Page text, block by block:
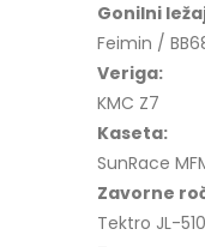
Gonilni
Feimin /
Veriga:
KMC Z7
Kaseta:
SunRace
Zavorne
Tektro JL-